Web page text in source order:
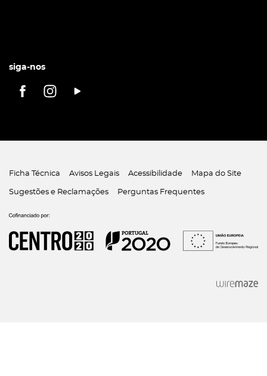
siga-nos
Ficha Técnica Avisos Legais Acessibilidade Mapa do Site
Sugestões e Reclamações Perguntas Frequentes